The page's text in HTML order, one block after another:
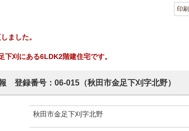
印刷
ました。
下刈にある6LDK2階建住宅です。
登録番号：06-015（秋田市金足下刈字北野）
秋田市金足下刈字北野